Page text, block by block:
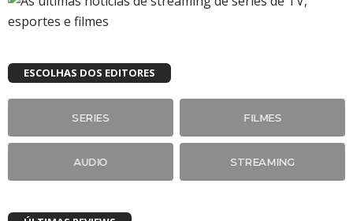
ESCOLHAS DOS EDITORES
SERIES FILMES
AUDIO STREAMING